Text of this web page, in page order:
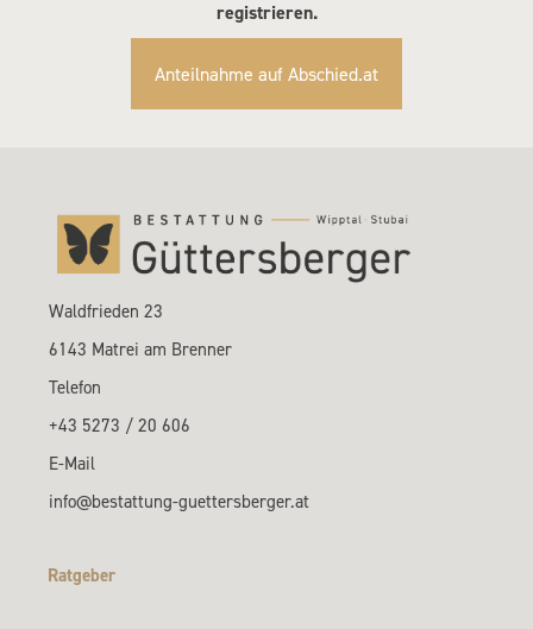
registrieren.
Anteilnahme auf Abschied.at
Waldfrieden 23
6143 Matrei am Brenner
Telefon
+43 5273 / 20 606
E-Mail
info@bestattung-guettersberger.at
Ratgeber